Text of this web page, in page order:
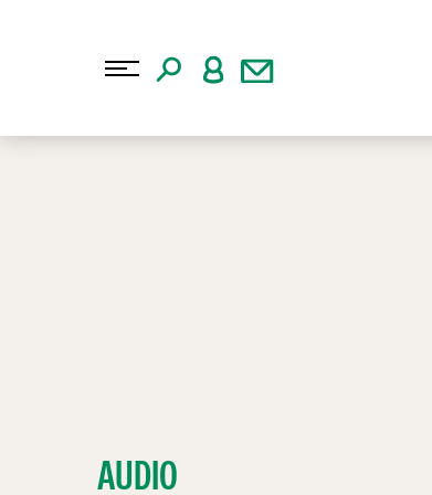
AUDIO